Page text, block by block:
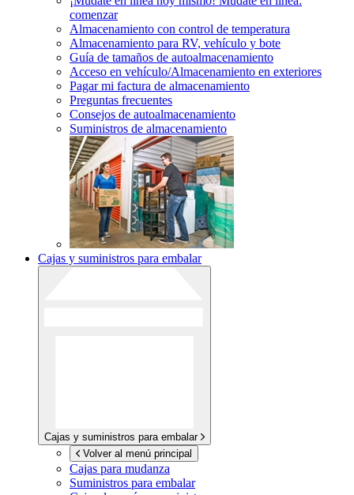
comenzar
Almacenamiento con control de temperatura
Almacenamiento para RV, vehículo y bote
Guía de tamaños de autoalmacenamiento
Acceso en vehículo/Almacenamiento en exteriores
Pagar mi factura de almacenamiento
Preguntas frecuentes
Consejos de autoalmacenamiento
Suministros de almacenamiento
Cajas y suministros para embalar
Cajas y suministros para embalar
Volver al menú principal
Cajas para mudanza
Suministros para embalar